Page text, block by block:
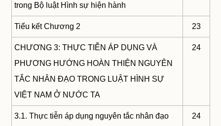
trong Bộ luật Hình sự hiện hành
Tiểu kết Chương 2 23
CHƯƠNG 3: THỰC TIỄN ÁP DỤNG VÀ
PHƯƠNG HƯỚNG HOÀN THIỆN NGUYÊN
TẮC NHÂN ĐẠO TRONG LUẬT HÌNH SỰ
VIỆT NAM Ở NƯỚC TA
24
3.1. Thực tiễn áp dụng nguyên tắc nhân đạo
24